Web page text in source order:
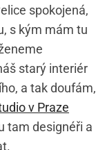
spokojená,
s kým mám tu
starý interiér
a tak doufám,
v Praze
tam designéři a